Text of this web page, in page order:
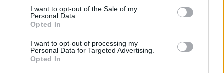
I want to opt-out of the Sale of my
Personal Data.
Opted In
I want to opt-out of processing my
Personal Data for Targeted Advertising.
Opted In
Prof. Andrzej Budaj: Terapia przeciwpłytkowa
to terapia ratująca życie